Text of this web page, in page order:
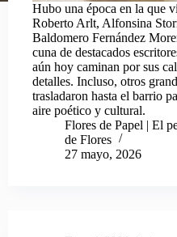
Hubo una época en la que
Roberto Arlt, Alfonsina
Baldomero Fernández
cuna de destacados
aún hoy caminan por sus
detalles. Incluso, otros
trasladaron hasta el barrio
aire poético y cultural.
Flores de Papel | El
de Flores
27 mayo, 2026